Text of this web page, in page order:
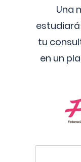
Una
tu
en un